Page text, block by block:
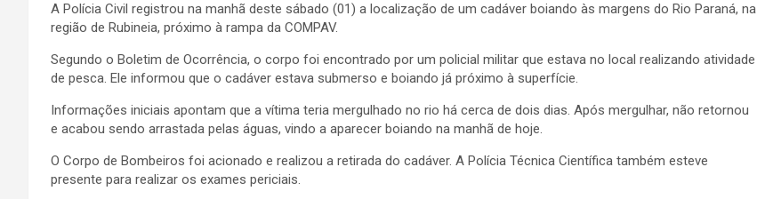
A Polícia Civil registrou na manhã deste sábado (01) a localização de um cadáver boiando às margens do Rio Paraná, na
região de Rubineia, próximo à rampa da COMPAV.
Segundo o Boletim de Ocorrência, o corpo foi encontrado por um policial militar que estava no local realizando atividade
de pesca. Ele informou que o cadáver estava submerso e boiando já próximo à superfície.
Informações iniciais apontam que a vítima teria mergulhado no rio há cerca de dois dias. Após mergulhar, não retornou
e acabou sendo arrastada pelas águas, vindo a aparecer boiando na manhã de hoje.
O Corpo de Bombeiros foi acionado e realizou a retirada do cadáver. A Polícia Técnica Científica também esteve
presente para realizar os exames periciais.